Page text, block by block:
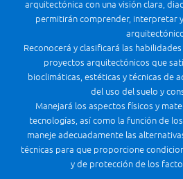
arquitectónica con una visión clara,
permitirán comprender, interpretar
Reconocerá y clasificará las
proyectos arquitectónicos que
bioclimáticas, estéticas y técnicas de
del uso del suelo y
Manejará los aspectos físicos y
tecnologías, así como la función de
maneje adecuadamente las
técnicas para que proporcione
y de protección de los